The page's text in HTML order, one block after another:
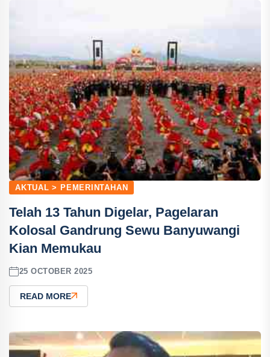
AKTUAL > PEMERINTAHAN
Telah 13 Tahun Digelar, Pagelaran
Kolosal Gandrung Sewu Banyuwangi
Kian Memukau
25 OCTOBER 2025
READ MORE